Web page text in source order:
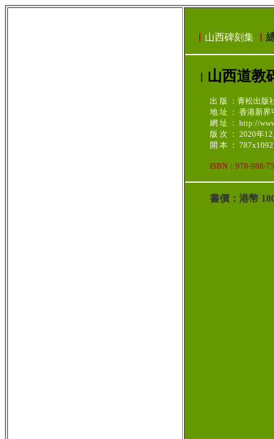
山西碑刻集
山西道教
出 版 ：青松出版
地 址 ： 香港新
網 址 ： http://
版 次 ： 2020年
開 本 ：
ISBN：978-988-
書價：港幣